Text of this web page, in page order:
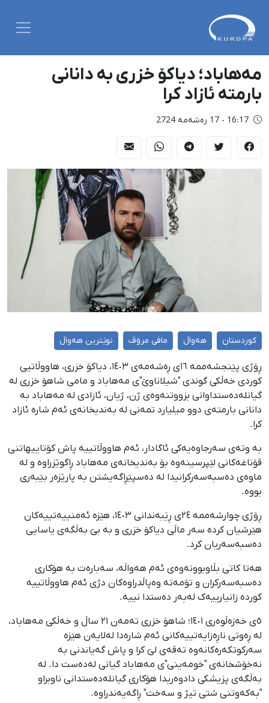
مەهاباد؛ دیاکۆ خزری بە دانانی
بارمتە ئازاد کرا
16:17 - 17 رەشەمه 2724
کوردستان هەواڵ مافی مرۆڤ نوێترین هەواڵ
ڕۆژی پێنجشەممە ١٦ی ڕەشەمەی ١٤٠٣، دیاکۆ خزری، هاووڵاتیی
کوردی خەڵکی گوندی "شیلاناوێ"ی مەهاباد و مامی شاهۆ خزری لە
گیانلەدەستداوانی بزووتنەوەی ژن، ژیان، ئازادی لە مەهاباد بە
دانانی بارمتەی دوو میلیارد تمەنی لە بەندیخانەی ئەم شارە ئازاد
کرا.
بە وتەی سەرجاوەیەکی ئاگادار، ئەم هاووڵاتییە پاش کۆتاییهاتنی
قۆناغەکانی لێپرسینەوە بۆ بەندیخانەی مەهاباد ڕاگوێزراوە و لە
ماوەی دەسبەسەرکرانیدا لە دەسپێڕاگەیشتن بە پارێزەر بێبەری
بووە.
ڕۆژی چوارشەممە ٢٤ی ڕێبەندانی ١٤٠٣، هێزە ئەمنییەتییەکان
هێرشیان کردە سەر ماڵی دیاکۆ خزری و بە بێ بەڵگەی یاسایی
دەسبەسەریان کرد.
هەتا کاتی بڵاوبوونەوەی ئەم هەواڵە، سەبارەت بە هۆکاری
دەسبەسەرکران و تۆمەتە وەپاڵدراوەکان دژی ئەم هاووڵاتییە
کوردە زانیارییەک لەبەر دەستدا نییە.
٥ی خەزەڵوەری ١٤٠١؛ شاهۆ خزری تەمەن ٢١ ساڵ و خەڵکی مەهاباد،
لە ڕەوتی ناڕەزایەتییەکانی ئەم شارەدا لەلایەن هێزە
سەرکوتکەرەکانەوە تەقەی لێ کرا و پاش گەیاندنی بە
نەخۆشخانەی "خومەینی"ی مەهاباد گیانی لەدەست دا. لە
بەڵگەی پزیشکی دادوەریدا هۆکاری گیانلەدەستدانی ناوبراو
"بەکەوتنی شتی تیژ و سەخت" ڕاگەیەندراوە.